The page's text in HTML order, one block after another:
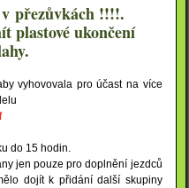
přezůvkách !!!!.
plastové ukončení
vyhovovala pro účast na více
do 15 hodin.
jen pouze pro doplnění jezdců
dojít k přidání další skupiny